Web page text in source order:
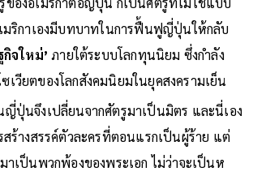
มริกาเองมีบทบาทในการฟื้นฟูญี่ปุ่นให้กลับ
กิจใหม่’ภายใต้ระบบโลกทุนนิยม ซึ่งกำลัง
วียตของโลกสังคมนิยมในยุคสงครามเย็น
ปุ่นจึงเปลี่ยนจากศัตรูมาเป็นมิตร และนี่เอง
สร้างสรรค์ตัวละครที่ตอนแรกเป็นผู้ร้าย แต่
าเป็นพวกพ้องของพระเอก ไม่ว่าจะเป็นห